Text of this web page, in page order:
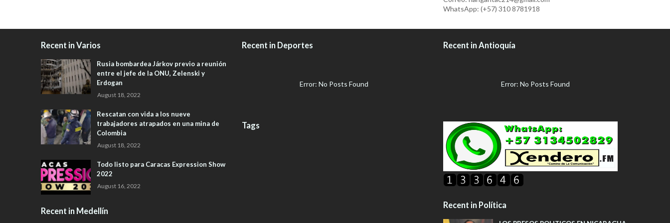
WhatsApp: (+57) 310 8781918
Recent in Varios
Rusia bombardea Járkov previo a reunión
entre el jefe de la ONU, Zelenski y
Erdogan
August 18, 2022
Rescatan con vida a los nueve
trabajadores atrapados en una mina de
Colombia
August 18, 2022
Todo listo para Caracas Expression Show
2022
August 16, 2022
Recent in Medellín
Recent in Deportes
Error: No Posts Found
Tags
Recent in Antioquía
Error: No Posts Found
Recent in Política